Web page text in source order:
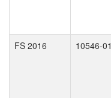
FS 2016
10546-01